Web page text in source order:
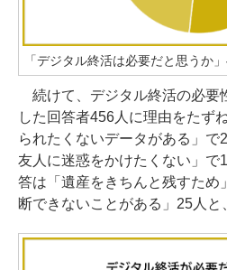
「デジタル終活は必要だと思うか
続けて、デジタル終活の必要
した回答者456人に理由をたず
られたくないデータがある」で
友人に迷惑をかけたくない」で
答は「遺産をきちんと残すため
断できないことがある」25人と